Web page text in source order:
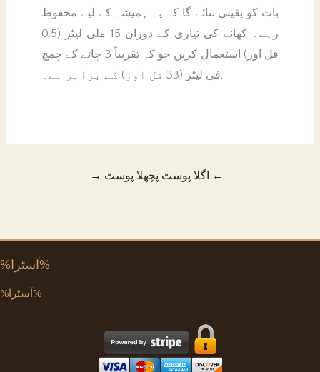
بات کو یقینی بنائے گا کہ یہ ہمیشہ کے لیے محفوظ
رہے۔ کھانے کی تیاری کے دوران 15 ملی لیٹر (0.5
فل اوز) استعمال کریں جو کہ تقریباً 3 چائے کے چمچ
فی لیٹر (33 فل اوز) کے برابر ہے۔.
→ پچھلا پوسٹ ←
%آسٹرا%
%آسٹرا%